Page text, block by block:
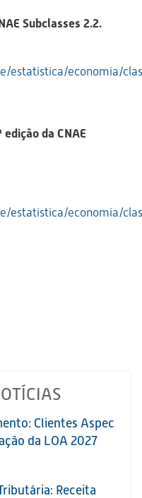
Subclasses 2.2.
estatistica/economia/
da CNAE
estatistica/economia/
Clientes Aspec
da LOA 2027
Receita